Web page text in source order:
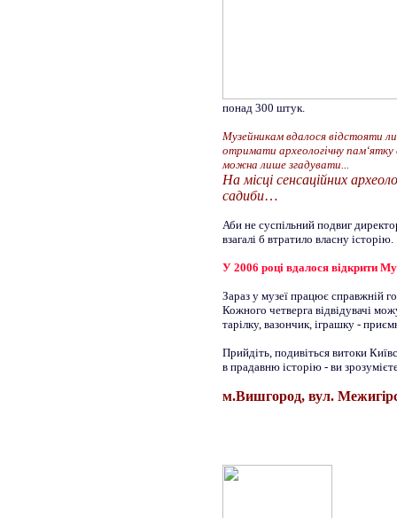
понад 300 штук.
Музейникам вдалося відстояти
отримати археологічну
можна лише згадувати...
На місці сенсаційних
садиби…
Аби не суспільний подвиг
взагалі б втратило власну історію.
У 2006 році вдалося відкрити
Зараз у музеї працює справжній
Кожного четверга відвідувачі
тарілку, вазончик, іграшку -
Прийдіть, подивіться витоки
в прадавню історію - ви
м.Вишгород, вул.